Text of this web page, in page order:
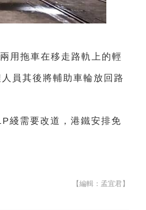
用拖車在移走路軌上的輕
員其後將輔助車輪放回路
綫需要改道，港鐵安排免
【編輯：孟宜君】